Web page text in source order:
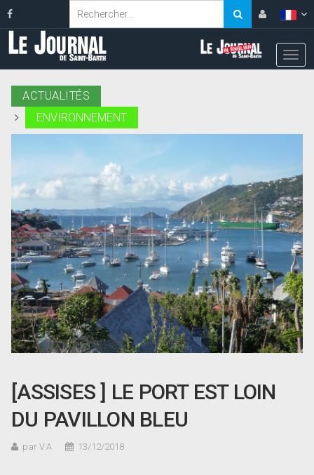
ACTUALITÉS
ENVIRONNEMENT
[ASSISES ] LE PORT EST LOIN
DU PAVILLON BLEU
par V.A 13/12/2018